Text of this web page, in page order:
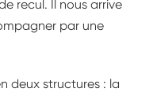
recul. Il nous arrive
par une
deux structures : la